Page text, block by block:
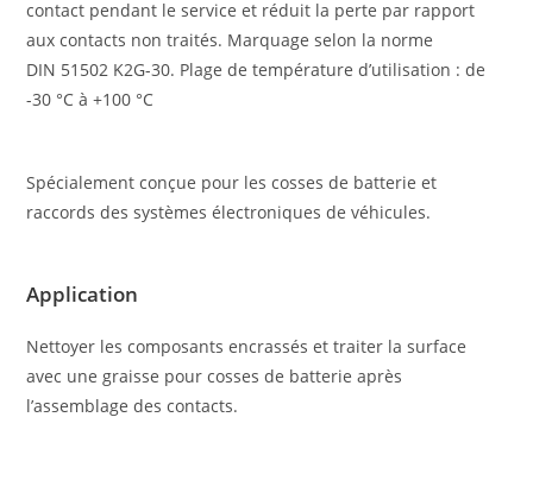
contact pendant le service et réduit la perte par rapport
aux contacts non traités. Marquage selon la norme
DIN 51502 K2G-30. Plage de température d’utilisation : de
-30 °C à +100 °C
Spécialement conçue pour les cosses de batterie et
raccords des systèmes électroniques de véhicules.
Appli­ca­tion
Nettoyer les composants encrassés et traiter la surface
avec une graisse pour cosses de batterie après
l’assemblage des contacts.